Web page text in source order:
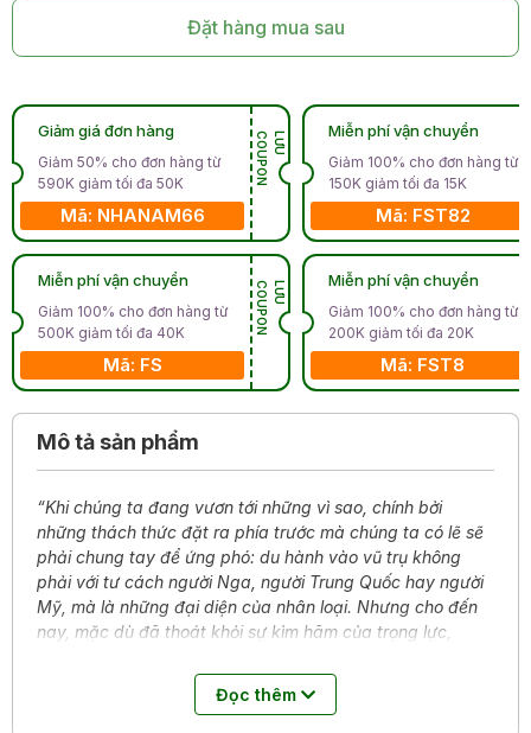
Đặt hàng mua sau
Giảm giá đơn hàng
Giảm 50% cho đơn hàng từ
590K giảm tối đa 50K
Mã: NHANAM66
L
Ư
U
C
O
U
P
O
N
Miễn phí vận chuyển
Giảm 100% cho đơn hàng từ
500K giảm tối đa 40K
Mã: FS
L
Ư
U
C
O
U
P
O
N
Miễn phí vận chuyển
Giảm 100% cho đơn hàng từ
150K giảm tối đa 15K
Mã: FST82
Miễn phí vận chuyển
Giảm 100% cho đơn hàng từ
200K giảm tối đa 20K
Mã: FST8
Mô tả sản phẩm
“Khi chúng ta đang vươn tới những vì sao, chính bởi
những thách thức đặt ra phía trước mà chúng ta có lẽ sẽ
phải chung tay để ứng phó: du hành vào vũ trụ không
phải với tư cách người Nga, người Trung Quốc hay người
Mỹ, mà là những đại diện của nhân loại. Nhưng cho đến
nay, mặc dù đã thoát khỏi sự kìm hãm của trọng lực,
mình, bị giới hạn bởi sự nghi ngờ của mình về ‘kẻ khác’, và
do đó bởi cuộc cạnh tranh chính yếu về tài nguyên. Phía
Đọc thêm